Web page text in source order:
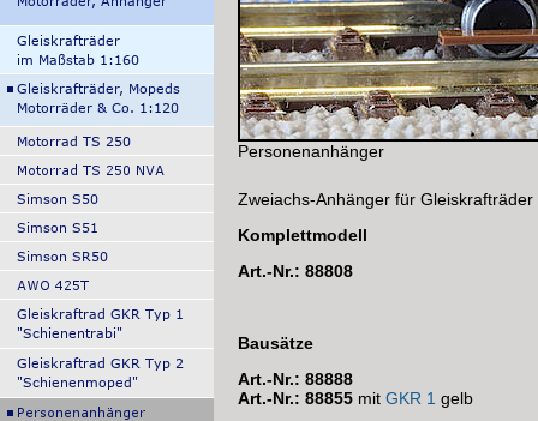
Personenanhänger
Zweiachs-Anhänger für
Komplettmodell
Art.-Nr.: 88808
Bausätze
Art.-Nr.: 88888
Art.-Nr.: 88855 mit GKR 1 gelb